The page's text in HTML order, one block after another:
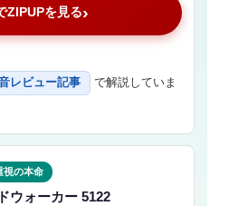
ZIPUPを見る
レビュー記事 で解説していま
視の本命
ウォーカー 5122